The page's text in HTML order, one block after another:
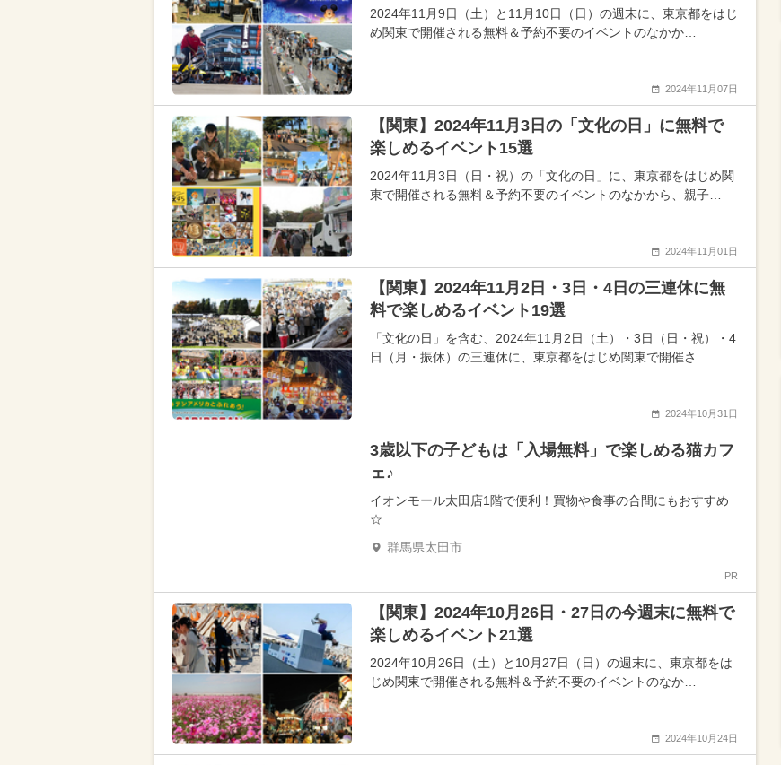
2024年11月9日（土）と11月10日（日）の週末に、東京都をはじ
め関東で開催される無料＆予約不要のイベントのなかか…
2024年11月07日
【関東】2024年11月3日の「文化の日」に無料で
楽しめるイベント15選
2024年11月3日（日・祝）の「文化の日」に、東京都をはじめ関
東で開催される無料＆予約不要のイベントのなかから、親子…
2024年11月01日
【関東】2024年11月2日・3日・4日の三連休に無
料で楽しめるイベント19選
「文化の日」を含む、2024年11月2日（土）・3日（日・祝）・4
日（月・振休）の三連休に、東京都をはじめ関東で開催さ…
2024年10月31日
3歳以下の子どもは「入場無料」で楽しめる猫カフ
ェ♪
イオンモール太田店1階で便利！買物や食事の合間にもおすすめ
☆
群馬県太田市
PR
【関東】2024年10月26日・27日の今週末に無料で
楽しめるイベント21選
2024年10月26日（土）と10月27日（日）の週末に、東京都をは
じめ関東で開催される無料＆予約不要のイベントのなか…
2024年10月24日